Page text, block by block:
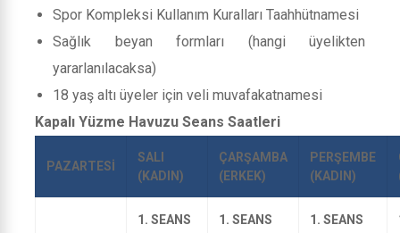
Spor Kompleksi Kullanım Kuralları Taahhütnamesi
Sağlık beyan formları (hangi üyelikten
yararlanılacaksa)
18 yaş altı üyeler için veli muvafakatnamesi
Kapalı Yüzme Havuzu Seans Saatleri
PAZARTESİ
SALI
(KADIN)
ÇARŞAMBA
(ERKEK)
PERŞEMBE
(KADIN)
1. SEANS
1. SEANS
1. SEANS